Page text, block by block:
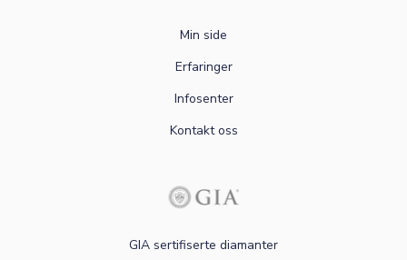
Min side
Erfaringer
Infosenter
Kontakt oss
GIA sertifiserte diamanter